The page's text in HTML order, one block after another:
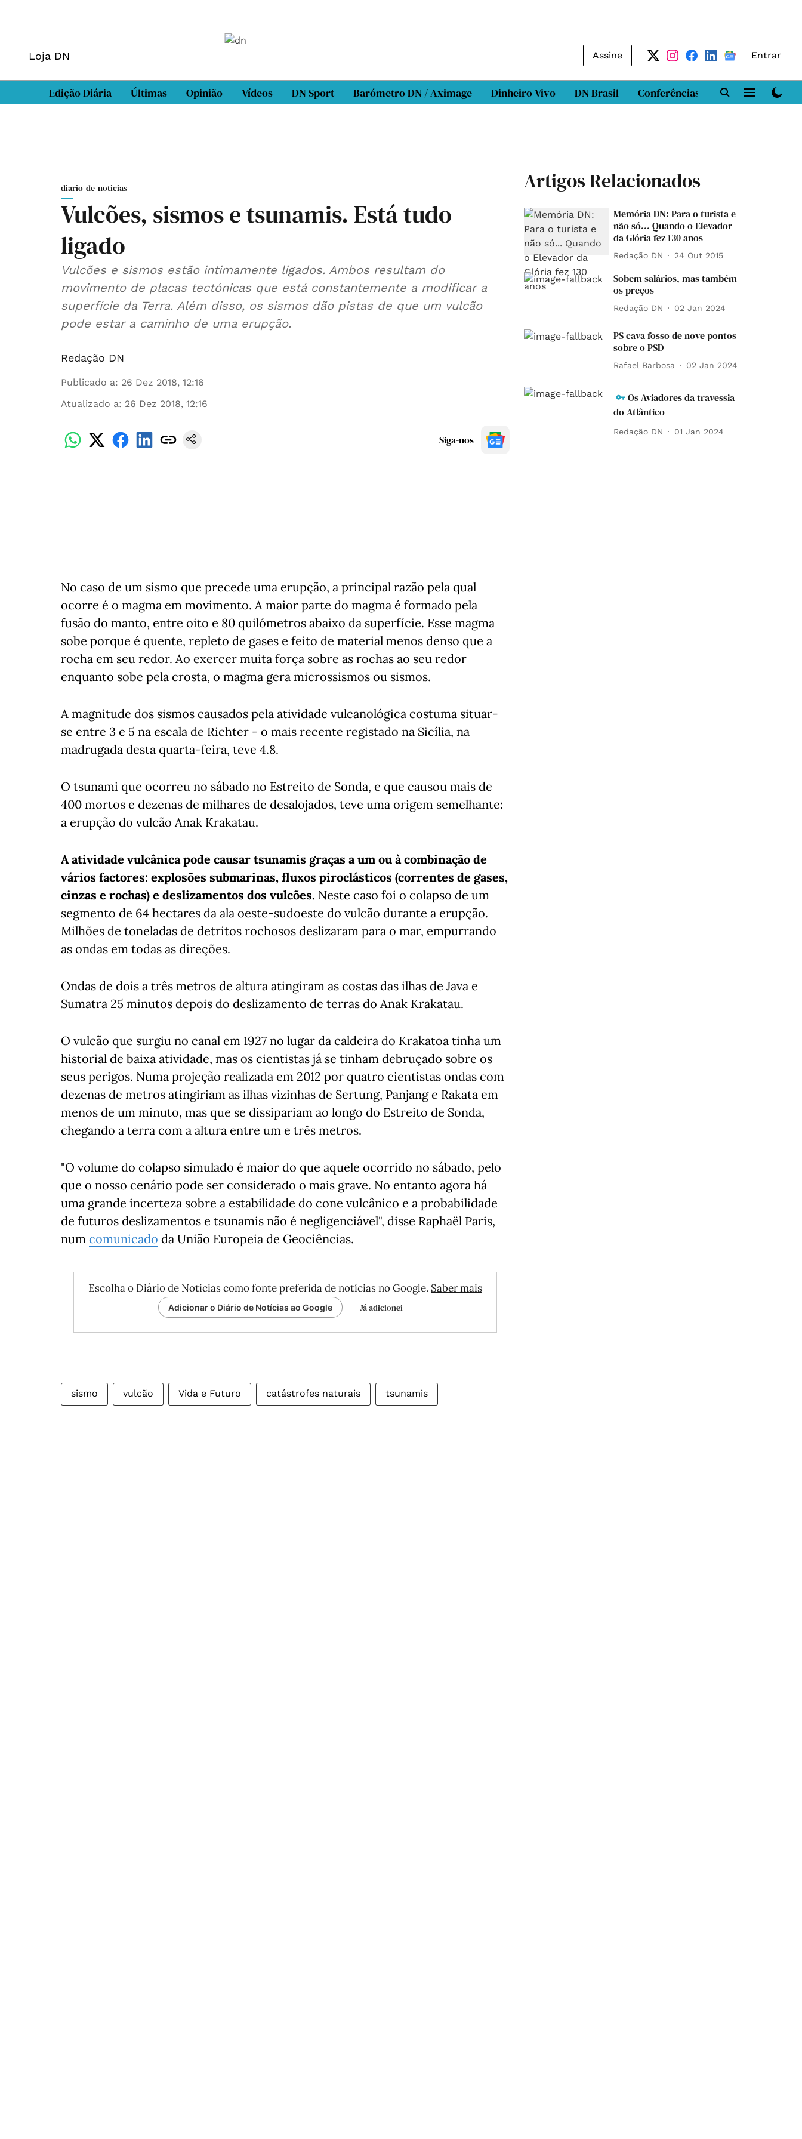
Loja DN Assine Entrar
Edição Diária Últimas Opinião Vídeos DN Sport Barómetro DN / Aximage Dinheiro Vivo DN Brasil Conferências DN LAB
diario-de-noticias
Vulcões, sismos e tsunamis. Está tudo
ligado
Vulcões e sismos estão intimamente ligados. Ambos resultam do
movimento de placas tectónicas que está constantemente a modificar a
superfície da Terra. Além disso, os sismos dão pistas de que um vulcão
pode estar a caminho de uma erupção.
Redação DN
Publicado a: 26 Dez 2018, 12:16
Atualizado a: 26 Dez 2018, 12:16
Siga-nos
No caso de um sismo que precede uma erupção, a principal razão pela qual
ocorre é o magma em movimento. A maior parte do magma é formado pela
fusão do manto, entre oito e 80 quilómetros abaixo da superfície. Esse magma
sobe porque é quente, repleto de gases e feito de material menos denso que a
rocha em seu redor. Ao exercer muita força sobre as rochas ao seu redor
enquanto sobe pela crosta, o magma gera microssismos ou sismos.
A magnitude dos sismos causados pela atividade vulcanológica costuma situar-
se entre 3 e 5 na escala de Richter - o mais recente registado na Sicília, na
madrugada desta quarta-feira, teve 4.8.
O tsunami que ocorreu no sábado no Estreito de Sonda, e que causou mais de
400 mortos e dezenas de milhares de desalojados, teve uma origem semelhante:
a erupção do vulcão Anak Krakatau.
A atividade vulcânica pode causar tsunamis graças a um ou à combinação de
vários factores: explosões submarinas, fluxos piroclásticos (correntes de gases,
cinzas e rochas) e deslizamentos dos vulcões. Neste caso foi o colapso de um
segmento de 64 hectares da ala oeste-sudoeste do vulcão durante a erupção.
Milhões de toneladas de detritos rochosos deslizaram para o mar, empurrando
as ondas em todas as direções.
Ondas de dois a três metros de altura atingiram as costas das ilhas de Java e
Sumatra 25 minutos depois do deslizamento de terras do Anak Krakatau.
O vulcão que surgiu no canal em 1927 no lugar da caldeira do Krakatoa tinha um
historial de baixa atividade, mas os cientistas já se tinham debruçado sobre os
seus perigos. Numa projeção realizada em 2012 por quatro cientistas ondas com
dezenas de metros atingiriam as ilhas vizinhas de Sertung, Panjang e Rakata em
menos de um minuto, mas que se dissipariam ao longo do Estreito de Sonda,
chegando a terra com a altura entre um e três metros.
"O volume do colapso simulado é maior do que aquele ocorrido no sábado, pelo
que o nosso cenário pode ser considerado o mais grave. No entanto agora há
uma grande incerteza sobre a estabilidade do cone vulcânico e a probabilidade
de futuros deslizamentos e tsunamis não é negligenciável", disse Raphaël Paris,
num comunicado da União Europeia de Geociências.
Escolha o Diário de Notícias como fonte preferida de notícias no Google. Saber mais
Adicionar o Diário de Notícias ao Google Já adicionei
sismo vulcão Vida e Futuro catástrofes naturais tsunamis
Artigos Relacionados
Memória DN: Para o turista e
não só... Quando o Elevador
da Glória fez 130 anos
Redação DN 24 Out 2015
Sobem salários, mas também
os preços
Redação DN 02 Jan 2024
PS cava fosso de nove pontos
sobre o PSD
Rafael Barbosa 02 Jan 2024
Os Aviadores da travessia
do Atlântico
Redação DN 01 Jan 2024